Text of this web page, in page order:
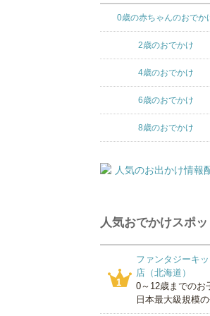
0歳の赤ちゃんのおでか
2歳のおでかけ
4歳のおでかけ
6歳のおでかけ
8歳のおでかけ
人気おでかけスポ
1
ファンタジーキ
店（北海道）
0～12歳までのお
日本最大級規模